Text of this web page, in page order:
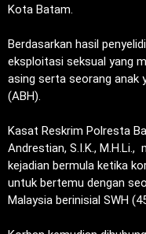
Kota Batam.
‎Berdasarkan hasil
eksploitasi seksual yang
asing serta seorang anak
(ABH).
‎Kasat Reskrim Polresta
Andrestian, S.I.K.,
kejadian bermula ketika
untuk bertemu dengan
Malaysia berinisial SWH